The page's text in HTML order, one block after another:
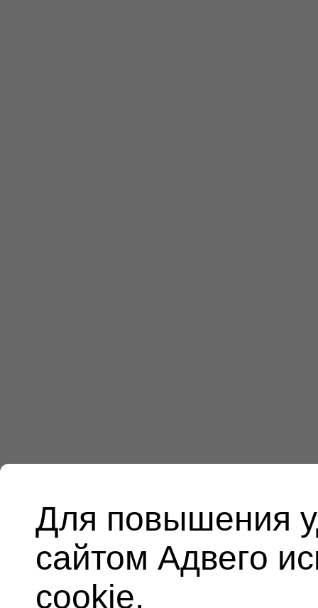
Для повышения
сайтом Адвего
cookie.